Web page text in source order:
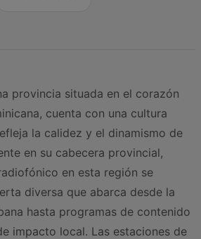
provincia situada en el corazón
cuenta con una cultura
la calidez y el dinamismo de
en su cabecera provincial,
en esta región se
diversa que abarca desde la
hasta programas de contenido
impacto local. Las estaciones de